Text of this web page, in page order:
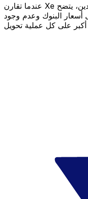
عندما تقارن Xe بالبنوك الرائدة ومقدمي الخدمات الرائدين، يتضح
أسعار البنوك وعدم وجود